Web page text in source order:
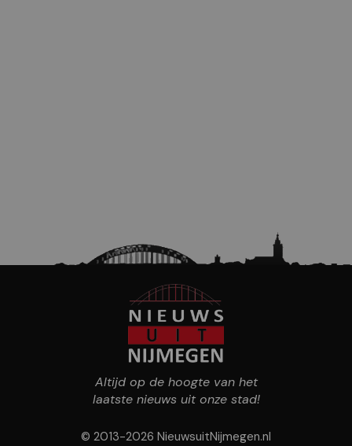
Altijd op de hoogte van het
laatste nieuws uit onze stad!
© 2013-2026 NieuwsuitNijmegen.nl